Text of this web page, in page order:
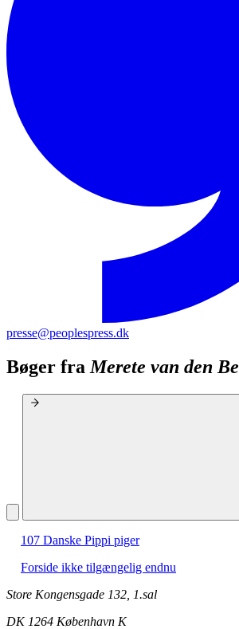
presse@peoplespress.dk
Bøger fra Merete van den
107 Danske Pippi piger
Forside ikke tilgængelig endnu
Store Kongensgade 132, 1.sal
DK 1264 København K